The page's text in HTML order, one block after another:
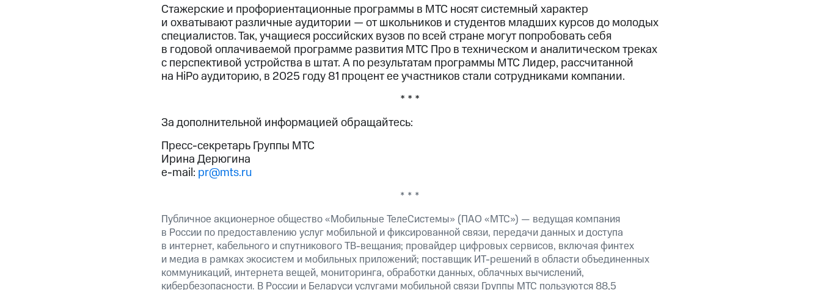
Стажерские и профориентационные программы в МТС носят системный характер
и охватывают различные аудитории — от школьников и студентов младших курсов до молодых
специалистов. Так, учащиеся российских вузов по всей стране могут попробовать себя
в годовой оплачиваемой программе развития МТС Про в техническом и аналитическом треках
с перспективой устройства в штат. А по результатам программы МТС Лидер, рассчитанной
на HiPo аудиторию, в 2025 году 81 процент ее участников стали сотрудниками компании.
* * *
За дополнительной информацией обращайтесь:
Пресс-секретарь Группы МТС
Ирина Дерюгина
e-mail: pr@mts.ru
* * *
Публичное акционерное общество «Мобильные ТелеСистемы» (ПАО «МТС») — ведущая компания
в России по предоставлению услуг мобильной и фиксированной связи, передачи данных и доступа
в интернет, кабельного и спутникового ТВ-вещания; провайдер цифровых сервисов, включая финтех
и медиа в рамках экосистем и мобильных приложений; поставщик ИТ-решений в области объединенных
коммуникаций, интернета вещей, мониторинга, обработки данных, облачных вычислений,
кибербезопасности. В России и Беларуси услугами мобильной связи Группы МТС пользуются 88,5